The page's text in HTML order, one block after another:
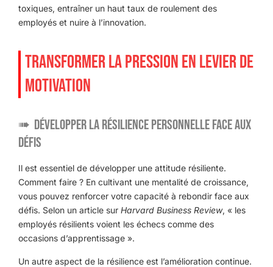
toxiques, entraîner un haut taux de roulement des
employés et nuire à l’innovation.
TRANSFORMER LA PRESSION EN LEVIER DE
MOTIVATION
Développer la résilience personnelle face aux
défis
Il est essentiel de développer une attitude résiliente.
Comment faire ? En cultivant une mentalité de croissance,
vous pouvez renforcer votre capacité à rebondir face aux
défis. Selon un article sur Harvard Business Review, « les
employés résilients voient les échecs comme des
occasions d’apprentissage ».
Un autre aspect de la résilience est l’amélioration continue.